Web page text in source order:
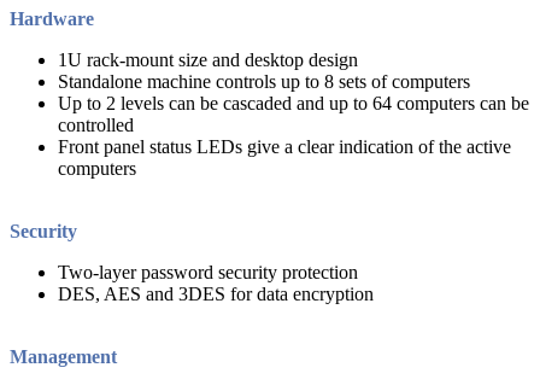
Hardware
1U rack-mount size and desktop design
Standalone machine controls up to 8 sets of computers
Up to 2 levels can be cascaded and up to 64 computers can be
controlled
Front panel status LEDs give a clear indication of the active
computers
Security
Two-layer password security protection
DES, AES and 3DES for data encryption
Management